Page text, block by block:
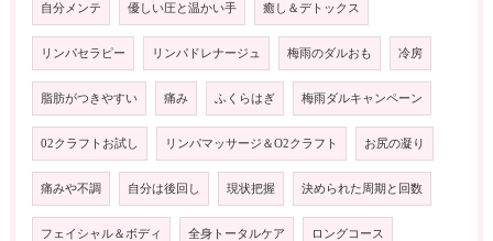
自分メンテ 優しい圧と温かい手 癒し＆デトックス
リンパセラピー リンパドレナージュ 梅雨のダルおも 冷房
脂肪がつきやすい 痛み ふくらはぎ 梅雨ダルキャンペーン
02クラフトお試し リンパマッサージ＆O2クラフト お尻の凝り
痛みや不調 自分は後回し 現状把握 決められた周期と回数
フェイシャル＆ボディ 全身トータルケア ロングコース